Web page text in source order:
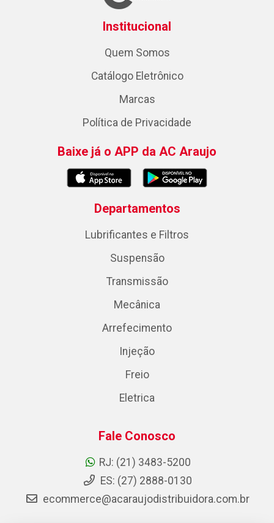
Institucional
Quem Somos
Catálogo Eletrônico
Marcas
Política de Privacidade
Baixe já o APP da AC Araujo
Departamentos
Lubrificantes e Filtros
Suspensão
Transmissão
Mecânica
Arrefecimento
Injeção
Freio
Eletrica
Fale Conosco
RJ: (21) 3483-5200
ES: (27) 2888-0130
ecommerce@acaraujodistribuidora.com.br